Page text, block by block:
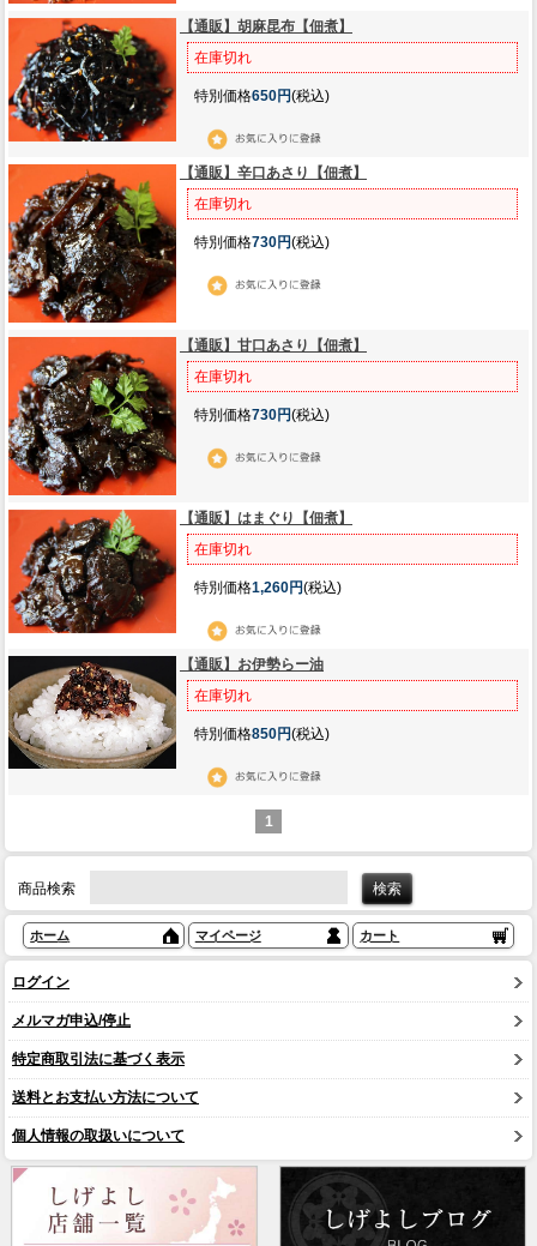
【通販】胡麻昆布【佃煮】
在庫切れ
特別価格650円(税込)
【通販】辛口あさり【佃煮】
在庫切れ
特別価格730円(税込)
【通販】甘口あさり【佃煮】
在庫切れ
特別価格730円(税込)
【通販】はまぐり【佃煮】
在庫切れ
特別価格1,260円(税込)
【通販】お伊勢らー油
在庫切れ
特別価格850円(税込)
1
商品検索
ホーム マイページ カート
ログイン
メルマガ申込/停止
特定商取引法に基づく表示
送料とお支払い方法について
個人情報の取扱いについて